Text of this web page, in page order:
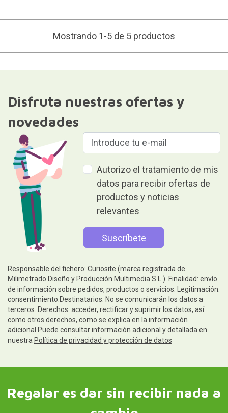
Mostrando 1-5 de 5 productos
Disfruta nuestras ofertas y
novedades
Autorizo el tratamiento de mis
datos para recibir ofertas de
productos y noticias
relevantes
Responsable del fichero: Curiosite (marca registrada de
Milimetrado Diseño y Producción Multimedia S.L.). Finalidad: envío
de información sobre pedidos, productos o servicios. Legitimación:
consentimiento.Destinatarios: No se comunicarán los datos a
terceros. Derechos: acceder, rectificar y suprimir los datos, así
como otros derechos, como se explica en la información
adicional.Puede consultar información adicional y detallada en
nuestra Política de privacidad y protección de datos
Regalar es dar sin recibir nada a